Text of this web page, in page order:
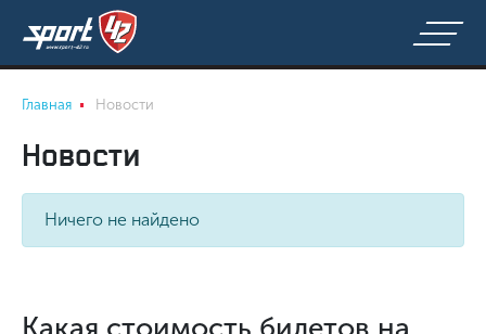
Главная Новости
Новости
Ничего не найдено